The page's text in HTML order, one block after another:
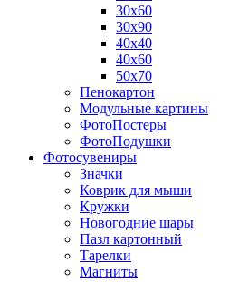
30х60
30х90
40х40
40х60
50х70
Пенокартон
Модульные картины
ФотоПостеры
ФотоПодушки
Фотоcувениры
Значки
Коврик для мыши
Кружки
Новогодние шары
Пазл картонный
Тарелки
Магниты